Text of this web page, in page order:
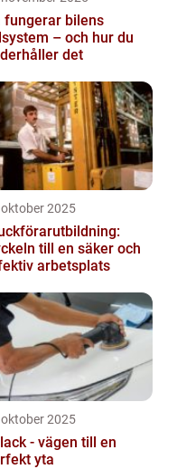
fungerar bilens
– och hur du
det
2025
till en säker och
arbetsplats
2025
- vägen till en
yta